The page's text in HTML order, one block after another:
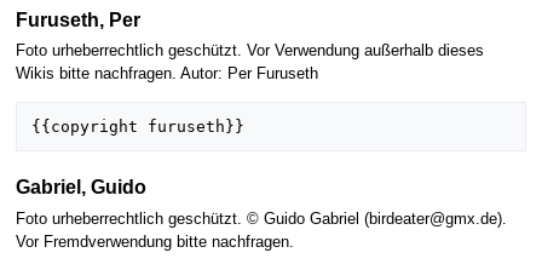
Furuseth, Per
Foto urheberrechtlich geschützt. Vor Verwendung außerhalb dieses
Wikis bitte nachfragen. Autor: Per Furuseth
Gabriel, Guido
Foto urheberrechtlich geschützt. © Guido Gabriel (birdeater@gmx.de).
Vor Fremdverwendung bitte nachfragen.